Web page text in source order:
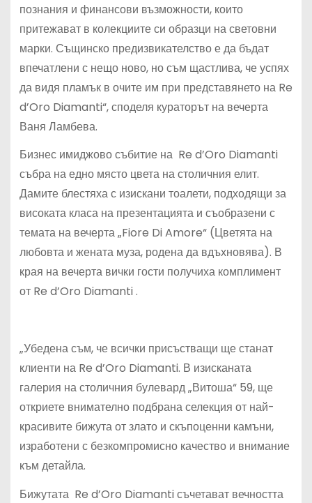
познания и финансови възможности, които
притежават в колекциите си образци на световни
марки. Същинско предизвикателство е да бъдат
впечатлени с нещо ново, но съм щастлива, че успях
да видя пламък в очите им при представянето на Re
d’Oro Diamanti“, споделя кураторът на вечерта
Ваня Ламбева.
Бизнес имиджово събитие на Re d’Oro Diamanti
събра на едно място цвета на столичния елит.
Дамите блестяха с изискани тоалети, подходящи за
високата класа на презентацията и съобразени с
темата на вечерта „Fiore Di Amore“ (Цветята на
любовта и жената муза, родена да вдъхновява). В
края на вечерта вички гости получиха комплимент
от Re d’Oro Diamanti .
„Убедена съм, че всички присъстващи ще станат
клиенти на Re d’Oro Diamanti. В изисканата
галерия на столичния булевард „Витоша“ 59, ще
откриете внимателно подбрана селекция от най-
красивите бижута от злато и скъпоценни камъни,
изработени с безкомпромисно качество и внимание
към детайла.
Бижутата Re d’Oro Diamanti съчетават вечността